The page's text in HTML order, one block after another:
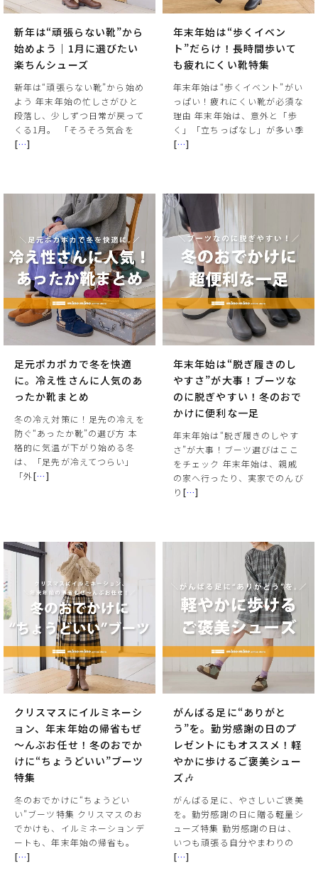
新年は“頑張らない靴”から
始めよう｜1月に選びたい
楽ちんシューズ
新年は“頑張らない靴”から始め
よう 年末年始の忙しさがひと
段落し、少しずつ日常が戻って
くる1月。 「そろそろ気合を
[…]
年末年始は“歩くイベン
ト”だらけ！長時間歩いて
も疲れにくい靴特集
年末年始は“歩くイベント”がい
っぱい！疲れにくい靴が必須な
理由 年末年始は、意外と「歩
く」「立ちっぱなし」が多い季
[…]
足元ポカポカで冬を快適
に。冷え性さんに人気のあ
ったか靴まとめ
冬の冷え対策に！足先の冷えを
防ぐ“あったか靴”の選び方 本
格的に気温が下がり始める冬
は、「足先が冷えてつらい」
「外[…]
年末年始は“脱ぎ履きのし
やすさ”が大事！ブーツな
のに脱ぎやすい！冬のおで
かけに便利な一足
年末年始は“脱ぎ履きのしやす
さ”が大事！ブーツ選びはここ
をチェック 年末年始は、親戚
の家へ行ったり、実家でのんび
り […]
クリスマスにイルミネーシ
ョン、年末年始の帰省もぜ
～んぶお任せ！冬のおでか
けに“ちょうどいい”ブーツ
特集
冬のおでかけに“ちょうどい
い”ブーツ特集 クリスマスのお
でかけも、イルミネーションデ
ートも、年末年始の帰省も。
[…]
がんばる足に“ありがと
う”を。勤労感謝の日のプ
レゼントにもオススメ！軽
やかに歩けるご褒美シュー
ズ🎶
がんばる足に、やさしいご褒美
を。勤労感謝の日に贈る軽量シ
ューズ特集 勤労感謝の日は、
いつも頑張る自分やまわりの
[…]